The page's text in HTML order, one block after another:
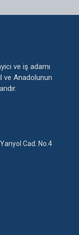
ve iş adamı
ve Anadolunun
Cad. No.4